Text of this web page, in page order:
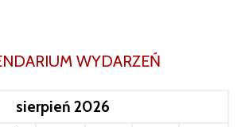
WYDARZEŃ
sierpień 2026